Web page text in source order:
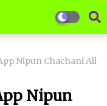
Nipun Chachani All
Nipun